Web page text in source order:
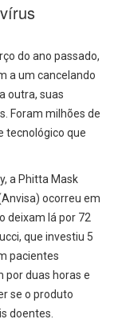
do ano passado,
a um cancelando
outra, suas
Foram milhões de
tecnológico que
a Phitta Mask
ocorreu em
deixam lá por 72
que investiu 5
pacientes
por duas horas e
se o produto
doentes.